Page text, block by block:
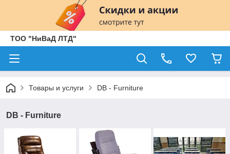
ТОО "НиВаД ЛТД"
Товары и услуги DB - Furniture
DB - Furniture